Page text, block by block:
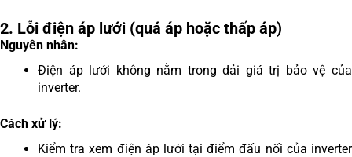
2. Lỗi điện áp lưới (quá áp hoặc thấp áp)
Nguyên nhân:
Điện áp lưới không nằm trong dải giá trị bảo vệ của
inverter.
Cách xử lý:
Kiểm tra xem điện áp lưới tại điểm đấu nối của inverter